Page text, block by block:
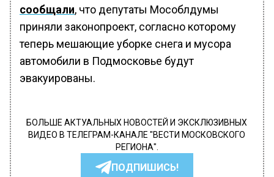
сообщали, что депутаты Мособлдумы
приняли законопроект, согласно которому
теперь мешающие уборке снега и мусора
автомобили в Подмосковье будут
эвакуированы.
БОЛЬШЕ АКТУАЛЬНЫХ НОВОСТЕЙ И ЭКСКЛЮЗИВНЫХ
ВИДЕО В ТЕЛЕГРАМ-КАНАЛЕ "ВЕСТИ МОСКОВСКОГО
РЕГИОНА".
ПОДПИШИСЬ!